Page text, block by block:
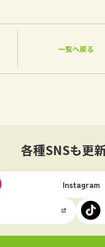
一覧へ戻る
各種SNSも更
Instagram